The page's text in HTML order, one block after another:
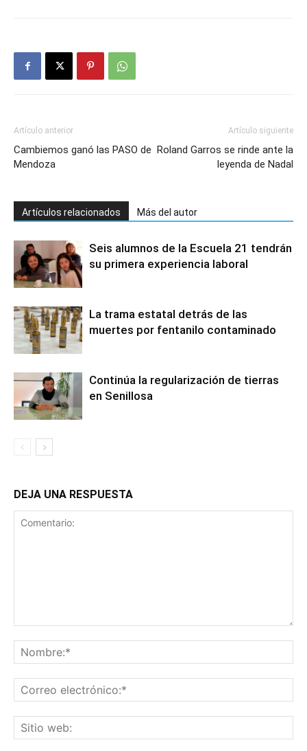
Artículo anterior
Cambiemos ganó las PASO de
Mendoza
Artículo siguiente
Roland Garros se rinde ante la
leyenda de Nadal
Artículos relacionados Más del autor
Seis alumnos de la Escuela 21 tendrán
su primera experiencia laboral
La trama estatal detrás de las
muertes por fentanilo contaminado
Continúa la regularización de tierras
en Senillosa
DEJA UNA RESPUESTA